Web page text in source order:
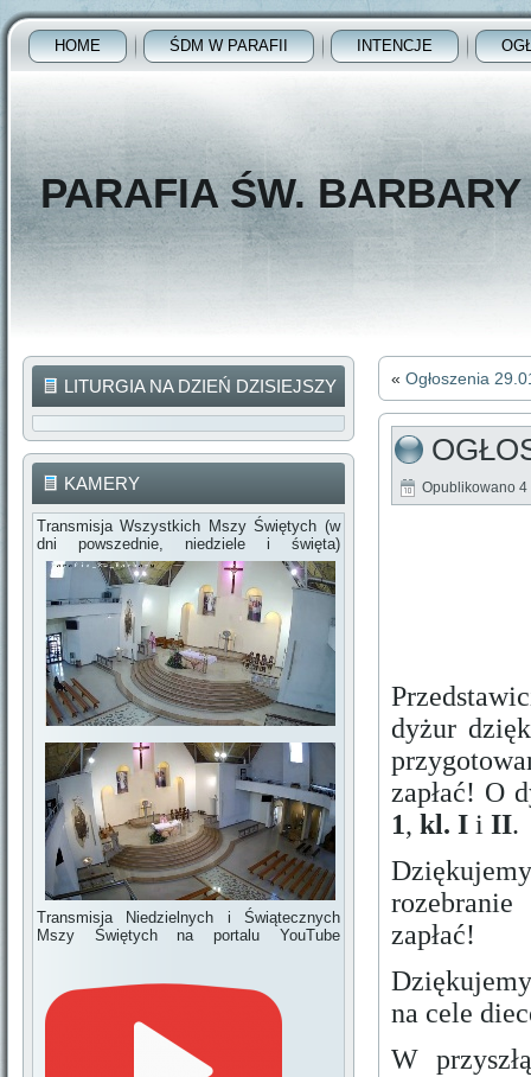
HOME ŚDM W PARAFII INTENCJE
PARAFIA ŚW.
LITURGIA NA DZIEŃ DZISIEJSZY
KAMERY
Transmisja Wszystkich Mszy Świętych (w
dni powszednie, niedziele i święta)
Transmisja Niedzielnych i Świątecznych
Mszy Świętych na portalu YouTube
« Ogłoszenia
Opublikowano 4
dyżur
zapłać! O
1, kl. I i II.
zapłać!
na cele
W